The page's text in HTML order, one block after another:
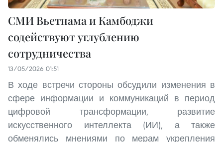
СМИ Вьетнама и Камбоджи
содействуют углублению
сотрудничества
13/05/2026 01:51
В ходе встречи стороны обсудили изменения в
сфере информации и коммуникаций в период
цифровой трансформации, развитие
искусственного интеллекта (ИИ), а также
обменялись мнениями по мерам укрепления